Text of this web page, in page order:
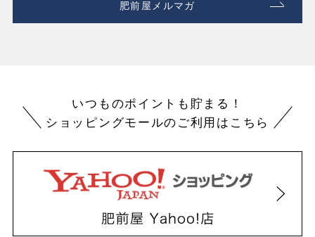
肥前屋メルマガ
いつものポイントも貯まる！
ショッピングモールのご利用はこちら